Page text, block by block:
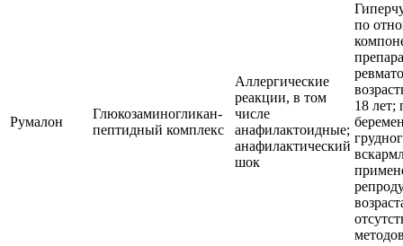
Румалон
Глюкозаминогликан-
пептидный комплекс
Аллергические
реакции, в том
числе
анафилактоидные;
анафилактический
шок
по
18 лет;